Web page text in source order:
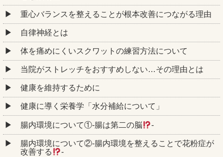
重心バランスを整えることが根本改善につながる理由
自律神経とは
体を痛めにくいスクワットの練習方法について
当院がストレッチをおすすめしない…その理由とは
健康を維持するために
健康に導く栄養学「水分補給について」
腸内環境について①‐腸は第二の脳 ‐
腸内環境について②‐腸内環境を整えることで花粉症が
改善する
‐